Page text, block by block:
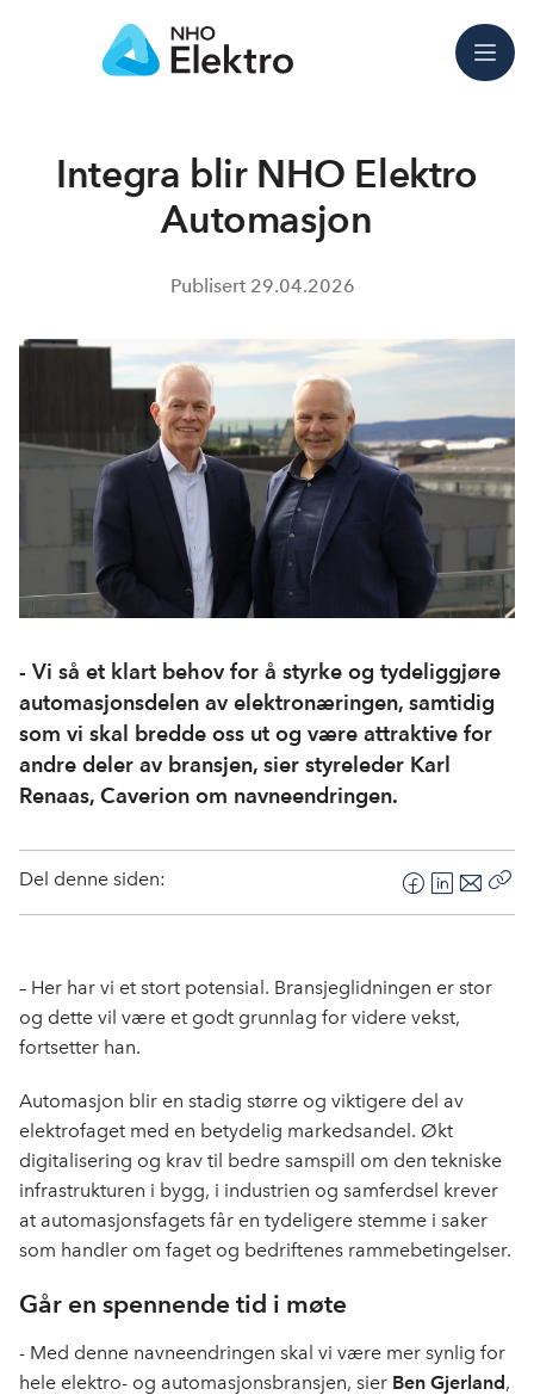
Meny
Integra blir NHO Elektro
Automasjon
Publisert 29.04.2026
- Vi så et klart behov for å styrke og tydeliggjøre
automasjonsdelen av elektronæringen, samtidig
som vi skal bredde oss ut og være attraktive for
andre deler av bransjen, sier styreleder Karl
Renaas, Caverion om navneendringen.
Del denne siden:
F
a
e
b
k
L
i
k
e
n
E
-
o
– Her har vi et stort potensial. Bransjeglidningen er stor
og dette vil være et godt grunnlag for videre vekst,
fortsetter han.
Automasjon blir en stadig større og viktigere del av
elektrofaget med en betydelig markedsandel. Økt
digitalisering og krav til bedre samspill om den tekniske
infrastrukturen i bygg, i industrien og samferdsel krever
at automasjonsfagets får en tydeligere stemme i saker
som handler om faget og bedriftenes rammebetingelser.
Går en spennende tid i møte
- Med denne navneendringen skal vi være mer synlig for
hele elektro- og automasjonsbransjen, sier Ben Gjerland,